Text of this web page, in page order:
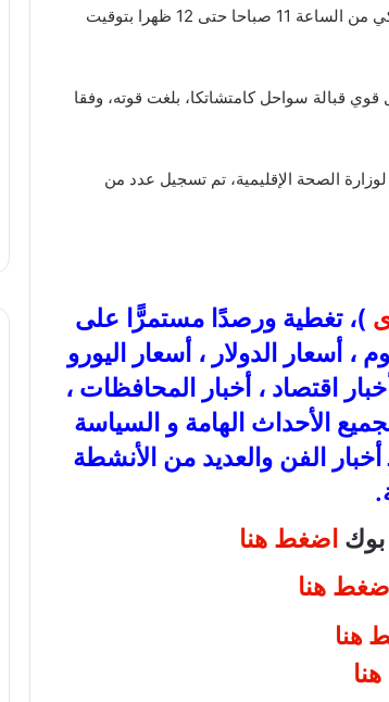
و6 درجات على مقياس ريختر قرب منطقة بتروبافلوفسك-كامتشاتسكي من الساعة 11 صباحا حتى 12 ظهرا بتوقيت
قبالة سواحل كامتشاتكا، بلغت قوته، وفقا
الارتدادية بقوة 5 درجات. وووفقا لوزارة الصحة الإقليمية، تم تسجيل عدد من
)، تغطية ورصدًا مستمرًّا على
، أسعار الدولار ، أسعار اليورو
اقتصاد ، أخبار المحافظات ،
الأحداث الهامة و السياسة
أخبار الفن والعديد من الأنشطة
اضغط هنا
اضغط هنا
هنا